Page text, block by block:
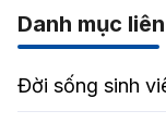
Danh mục
Đời sống sinh